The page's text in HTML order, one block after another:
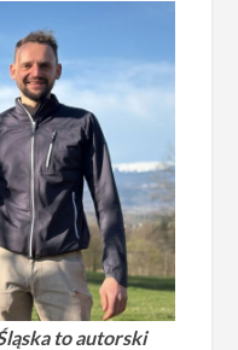
to autorski